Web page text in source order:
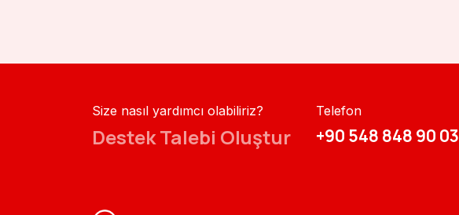
Size nasıl yardımcı olabiliriz?
Destek Talebi Oluştur
Telefon
+90 548 848 90 03​​